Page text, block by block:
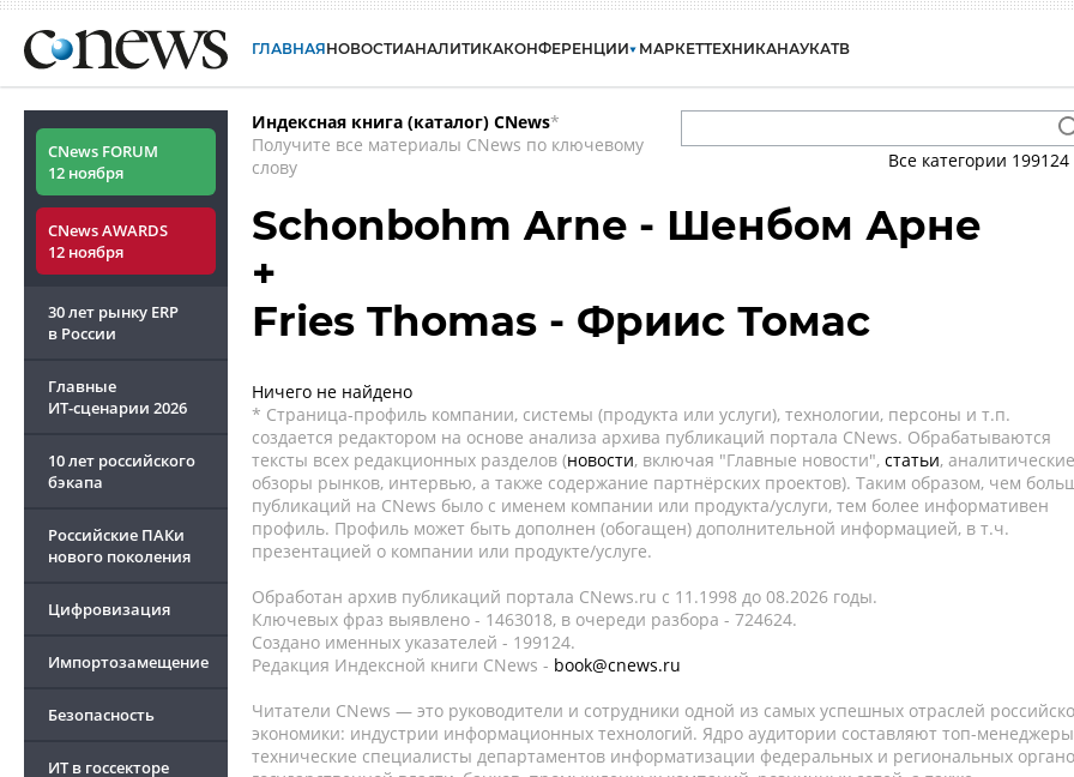
ГЛАВНАЯНОВОСТИАНАЛИТИКАКОНФЕРЕНЦИИ МАРКЕТТЕХНИКАНАУКАТВ
CNews FORUM
12 ноября
CNews AWARDS
12 ноября
30 лет рынку ERP
в России
Главные
ИТ-сценарии 2026
10 лет российского
бэкапа
Российские ПАКи
нового поколения
Цифровизация
Импортозамещение
Безопасность
ИТ в госсекторе
Индексная книга (каталог) CNews*
Получите все материалы CNews по ключевому
слову
Все категории 199124
Schonbohm Arne - Шенбом Арне
+
Fries Thomas - Фриис Томас
Ничего не найдено
* Страница-профиль компании, системы (продукта или услуги), технологии, персоны и т.п.
создается редактором на основе анализа архива публикаций портала CNews. Обрабатываются
тексты всех редакционных разделов (новости, включая "Главные новости", статьи, аналитические
обзоры рынков, интервью, а также содержание партнёрских проектов). Таким образом, чем
публикаций на CNews было с именем компании или продукта/услуги, тем более информативен
профиль. Профиль может быть дополнен (обогащен) дополнительной информацией, в т.ч.
презентацией о компании или продукте/услуге.
Обработан архив публикаций портала CNews.ru c 11.1998 до 08.2026 годы.
Ключевых фраз выявлено - 1463018, в очереди разбора - 724624.
Создано именных указателей - 199124.
Редакция Индексной книги CNews - book@cnews.ru
Читатели CNews — это руководители и сотрудники одной из самых успешных отраслей
экономики: индустрии информационных технологий. Ядро аудитории составляют топ-
технические специалисты департаментов информатизации федеральных и региональных